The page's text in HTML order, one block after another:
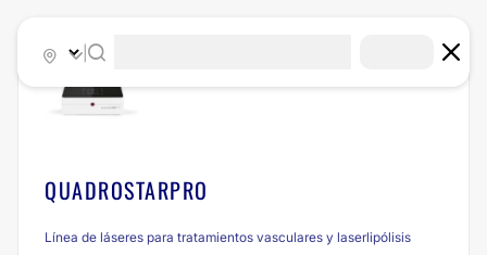
QUADROSTARPRO
Línea de láseres para tratamientos vasculares y laserlipólisis